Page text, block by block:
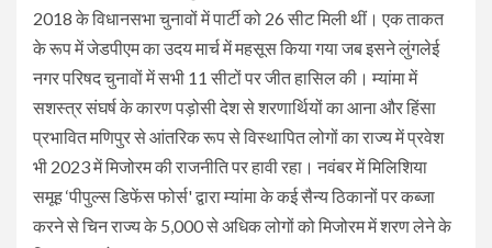
2018 के विधानसभा चुनावों में पार्टी को 26 सीट मिली थीं। एक ताकत
के रूप में जेडपीएम का उदय मार्च में महसूस किया गया जब इसने लुंगलेई
नगर परिषद चुनावों में सभी 11 सीटों पर जीत हासिल की। म्यांमा में
सशस्त्र संघर्ष के कारण पड़ोसी देश से शरणार्थियों का आना और हिंसा
प्रभावित मणिपुर से आंतरिक रूप से विस्थापित लोगों का राज्य में प्रवेश
भी 2023 में मिजोरम की राजनीति पर हावी रहा। नवंबर में मिलिशिया
समूह ‘पीपुल्स डिफेंस फोर्स' द्वारा म्यांमा के कई सैन्य ठिकानों पर कब्जा
करने से चिन राज्य के 5,000 से अधिक लोगों को मिजोरम में शरण लेने के